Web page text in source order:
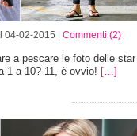
04-02-2015 | Commenti (2)
a pescare le foto delle star
1 a 10? 11, è ovvio! […]